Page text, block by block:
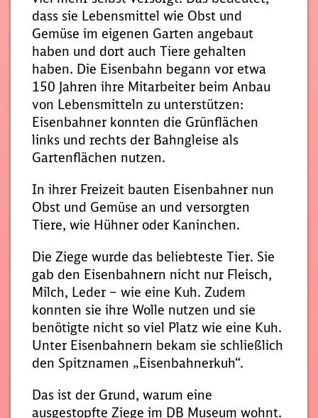
dass sie Lebensmittel wie Obst und
Gemüse im eigenen Garten angebaut
haben und dort auch Tiere gehalten
haben. Die Eisenbahn begann vor etwa
150 Jahren ihre Mitarbeiter beim Anbau
von Lebensmitteln zu unterstützen:
Eisenbahner konnten die Grünflächen
links und rechts der Bahngleise als
Gartenflächen nutzen.
In ihrer Freizeit bauten Eisenbahner nun
Obst und Gemüse an und versorgten
Tiere, wie Hühner oder Kaninchen.
Die Ziege wurde das beliebteste Tier. Sie
gab den Eisenbahnern nicht nur Fleisch,
Milch, Leder – wie eine Kuh. Zudem
konnten sie ihre Wolle nutzen und sie
benötigte nicht so viel Platz wie eine Kuh.
Unter Eisenbahnern bekam sie schließlich
den Spitznamen „Eisenbahnerkuh“.
Das ist der Grund, warum eine
ausgestopfte Ziege im DB Museum wohnt.